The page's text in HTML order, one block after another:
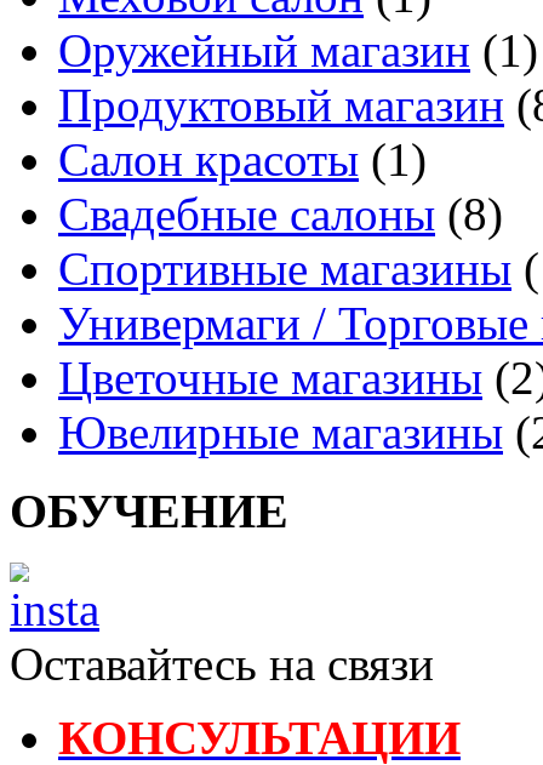
Оружейный магазин (1)
Продуктовый магазин
Салон красоты (1)
Свадебные салоны (8)
Спортивные магазины
Универмаги /
Цветочные магазины
Ювелирные магазины
ОБУЧЕНИЕ
Оставайтесь на связи
КОНСУЛЬТАЦИИ